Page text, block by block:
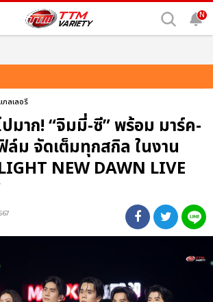
N
กลเลอรี
มาก! “จิมมี่-ซี” พร้อม มาร์ค-
ล์ม จัดเต็มทุกสกิล ในงาน
NEW DAWN LIVE